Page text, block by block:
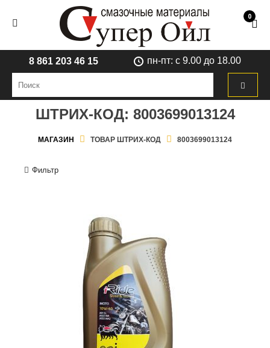
0
8 861 203 46 15 пн-пт: с 9.00 до 18.00
ШТРИХ-КОД: 8003699013124
МАГАЗИН ТОВАР ШТРИХ-КОД 8003699013124
Фильтр